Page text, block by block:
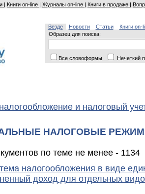
| Книги on-line | Журналы on-line | Книги в продаже |
Везде Новости Статьи
Книги on-
Образец для поиска:
Все словоформы Нечеткий
и налоговый
НАЛОГОВЫЕ
по теме не менее - 1134
налогообложения в виде
доход для отдельных